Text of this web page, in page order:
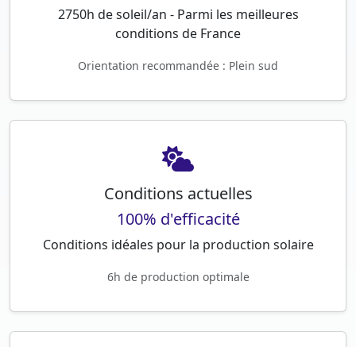
2750h de soleil/an - Parmi les meilleures
conditions de France
Orientation recommandée : Plein sud
Conditions actuelles
100% d'efficacité
Conditions idéales pour la production solaire
6h de production optimale